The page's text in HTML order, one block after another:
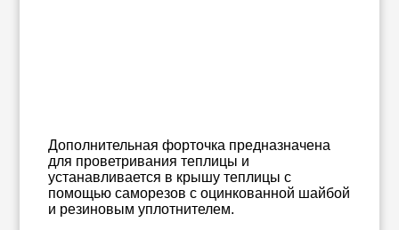
Дополнительная форточка предназначена
для проветривания теплицы и
устанавливается в крышу теплицы с
помощью саморезов с оцинкованной шайбой
и резиновым уплотнителем.